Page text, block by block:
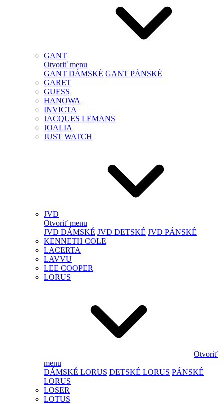
GANT
Otvoriť menu
GANT DÁMSKÉ GANT PÁNSKÉ
GARET
GUESS
HANOWA
INVICTA
JACQUES LEMANS
JOALIA
JUST WATCH
JVD
Otvoriť menu
JVD DÁMSKÉ JVD DETSKÉ JVD PÁNSKÉ
KENNETH COLE
LACERTA
LAVVU
LEE COOPER
LORUS
Otvoriť
menu
DÁMSKÉ LORUS DETSKÉ LORUS PÁNSKÉ
LORUS
LOSER
LOTUS